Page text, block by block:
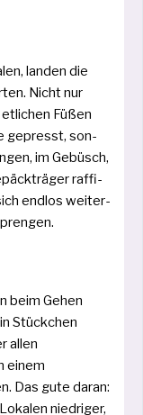
lan­den die
Nicht nur
Füßen
gepresst, son­
im Gebüsch,
raf­fi­
end­los wei­ter­
beim Gehen
Stückchen
allen
einem
Das gute dar­an:
nied­ri­ger,